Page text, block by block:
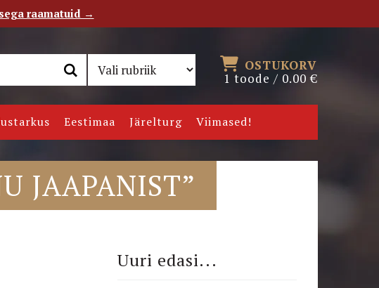
OSTUKORV
1 toode / 0.00€
Eestimaa Järelturg Viimased!
JAAPANIST”
Uuri edasi...
raamatuid →